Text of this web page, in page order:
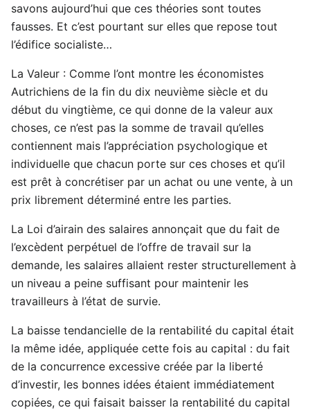
savons aujourd’hui que ces théories sont toutes
fausses. Et c’est pourtant sur elles que repose tout
l’édifice socialiste…
La Valeur : Comme l’ont montre les économistes
Autrichiens de la fin du dix neuvième siècle et du
début du vingtième, ce qui donne de la valeur aux
choses, ce n’est pas la somme de travail qu’elles
contiennent mais l’appréciation psychologique et
individuelle que chacun porte sur ces choses et qu’il
est prêt à concrétiser par un achat ou une vente, à un
prix librement déterminé entre les parties.
La Loi d’airain des salaires annonçait que du fait de
l’excèdent perpétuel de l’offre de travail sur la
demande, les salaires allaient rester structurellement à
un niveau a peine suffisant pour maintenir les
travailleurs à l’état de survie.
La baisse tendancielle de la rentabilité du capital était
la même idée, appliquée cette fois au capital : du fait
de la concurrence excessive créée par la liberté
d’investir, les bonnes idées étaient immédiatement
copiées, ce qui faisait baisser la rentabilité du capital